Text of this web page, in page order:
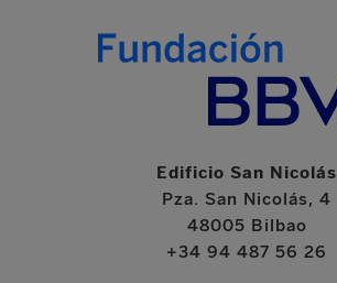
Edificio San Nicolás
Pza. San Nicolás, 4
48005 Bilbao
+34 94 487 56 26